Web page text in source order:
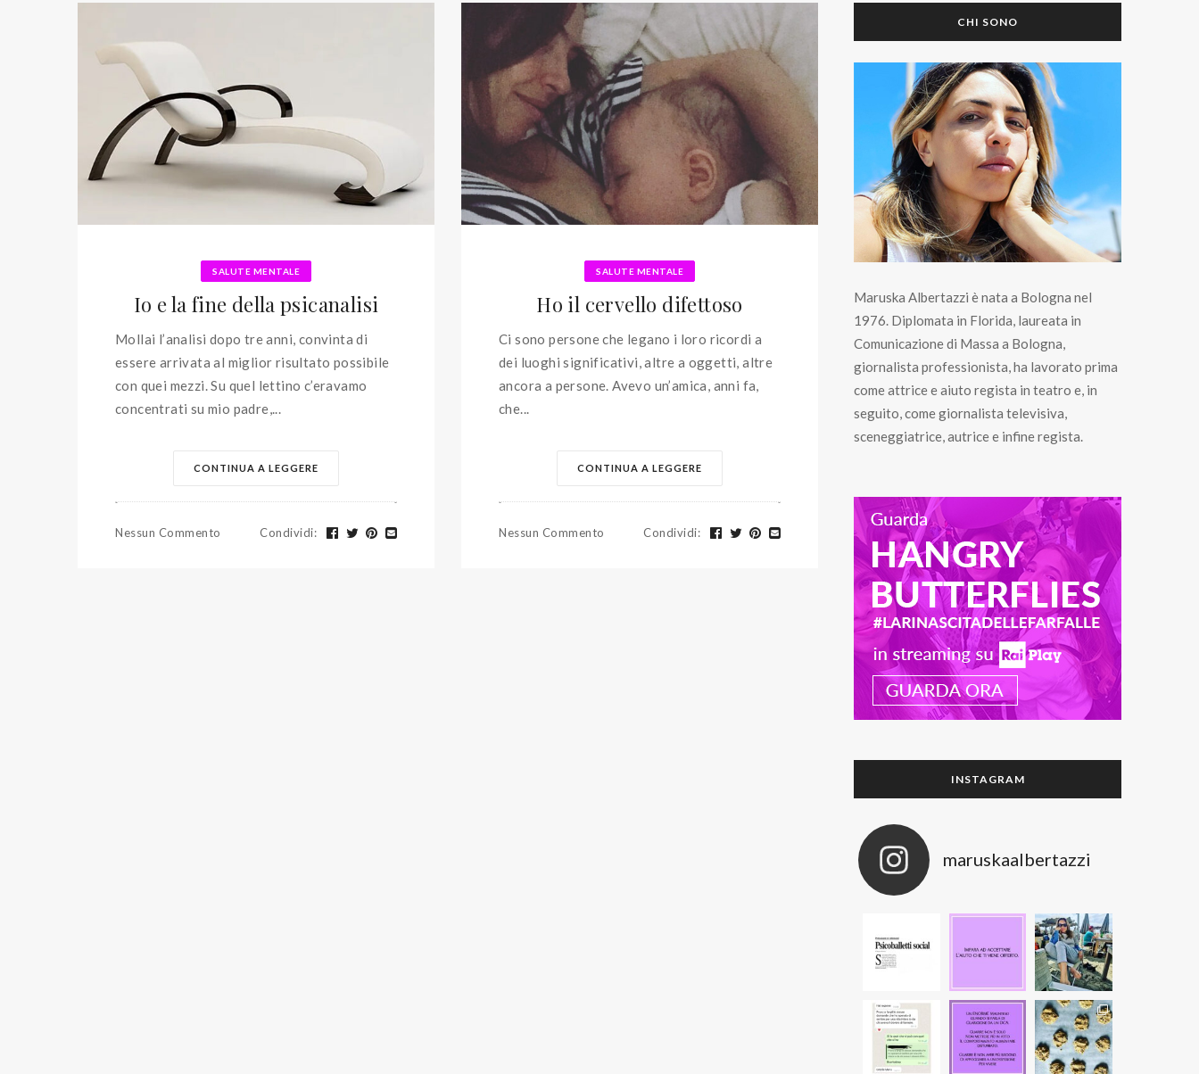
SALUTE MENTALE
Io e la fine della psicanalisi
Mollai l’analisi dopo tre anni, convinta di
essere arrivata al miglior risultato possibile
con quei mezzi. Su quel lettino c’eravamo
concentrati su mio padre,...
CONTINUA A LEGGERE
Nessun Commento Condividi:
SALUTE MENTALE
Ho il cervello difettoso
Ci sono persone che legano i loro ricordi a
dei luoghi significativi, altre a oggetti, altre
ancora a persone. Avevo un’amica, anni fa,
che...
CONTINUA A LEGGERE
Nessun Commento Condividi:
CHI SONO
Maruska Albertazzi è nata a Bologna nel
1976. Diplomata in Florida, laureata in
Comunicazione di Massa a Bologna,
giornalista professionista, ha lavorato prima
come attrice e aiuto regista in teatro e, in
seguito, come giornalista televisiva,
sceneggiatrice, autrice e infine regista.
INSTAGRAM
maruskaalbertazzi